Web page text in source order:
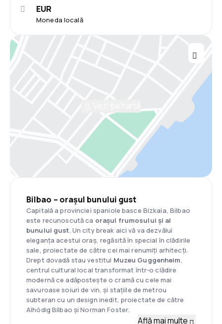
Moneda locală
EUR
Bilbao – orașul bunului gust
Capitală a provinciei spaniole basce Bizkaia, Bilbao
este recunoscută ca orașul frumosului și al
bunului gust. Un city break aici vă va dezvălui
eleganța acestui oraș, regăsită în special în clădirile
sale, proiectate de către cei mai renumiți arhitecți.
Drept dovadă stau vestitul Muzeu Guggenheim,
centrul cultural local transformat într-o clădire
modernă ce adăpostește o cramă cu cele mai
savuroase soiuri de vin, și stațiile de metrou
subteran cu un design inedit, proiectate de către
Alhódig Bilbao și Norman Foster.
Află mai multe